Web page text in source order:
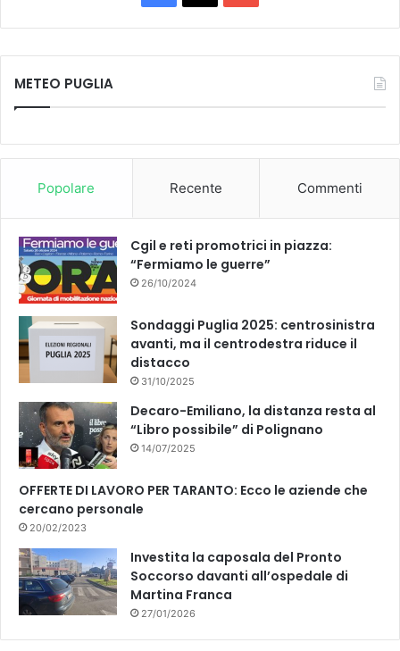
Tube
METEO PUGLIA
Popolare Recente Commenti
Cgil e reti promotrici in piazza:
“Fermiamo le guerre”
26/10/2024
Sondaggi Puglia 2025: centrosinistra
avanti, ma il centrodestra riduce il
distacco
31/10/2025
Decaro-Emiliano, la distanza resta al
“Libro possibile” di Polignano
14/07/2025
OFFERTE DI LAVORO PER TARANTO: Ecco le aziende che
cercano personale
20/02/2023
Investita la caposala del Pronto
Soccorso davanti all’ospedale di
Martina Franca
27/01/2026